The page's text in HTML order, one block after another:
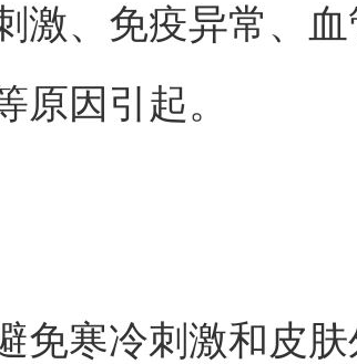
激、免疫异常、血
原因引起。
免寒冷刺激和皮